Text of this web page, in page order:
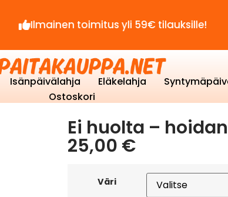
toimitus yli 59€ tilauksille!
Isänpäivälahja Eläkelahja
Ostoskori
Ei huolta –
25,00 €
Väri